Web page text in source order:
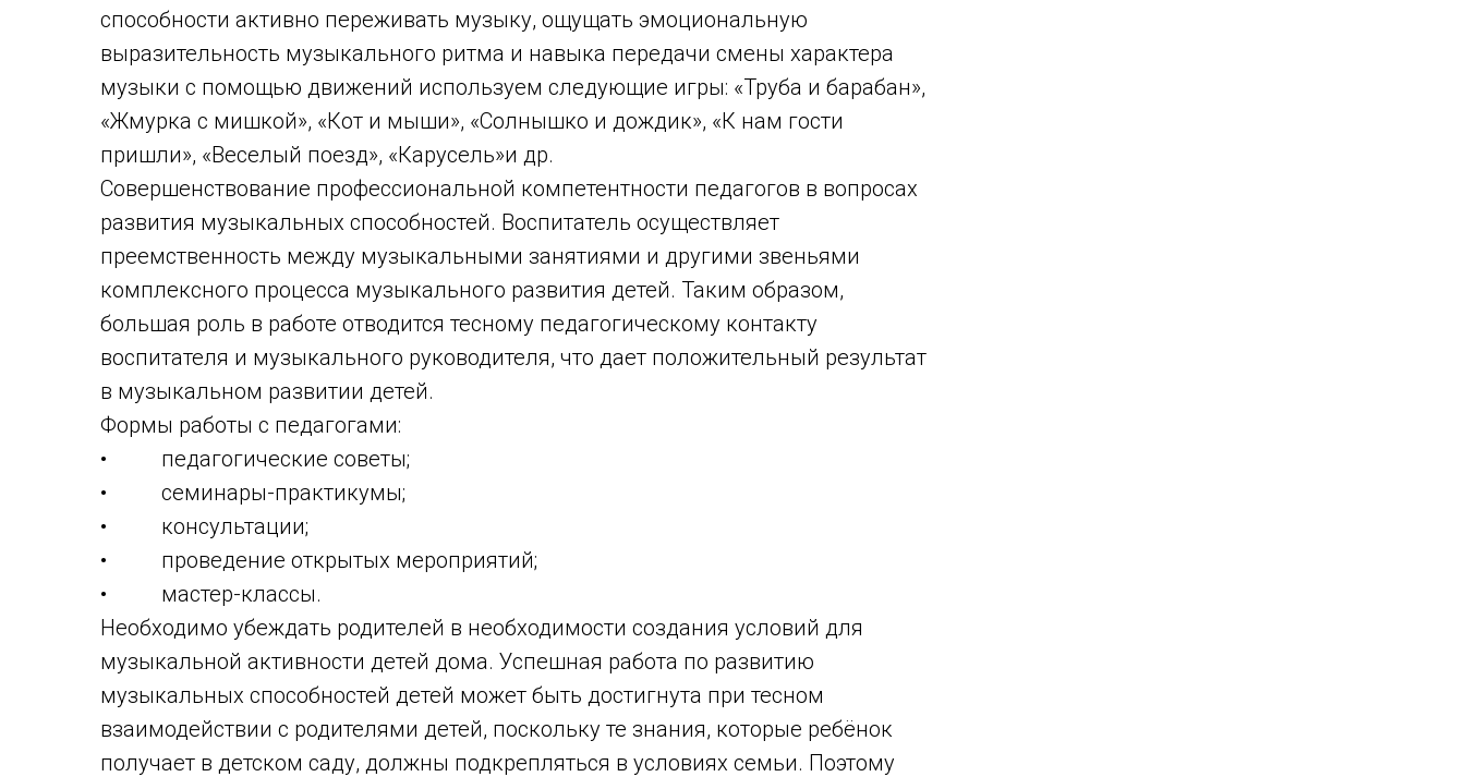
способности активно переживать музыку, ощущать эмоциональную
выразительность музыкального ритма и навыка передачи смены характера
музыки с помощью движений используем следующие игры: «Труба и барабан»,
«Жмурка с мишкой», «Кот и мыши», «Солнышко и дождик», «К нам гости
пришли», «Веселый поезд», «Карусель»и др.
Совершенствование профессиональной компетентности педагогов в вопросах
развития музыкальных способностей. Воспитатель осуществляет
преемственность между музыкальными занятиями и другими звеньями
комплексного процесса музыкального развития детей. Таким образом,
большая роль в работе отводится тесному педагогическому контакту
воспитателя и музыкального руководителя, что дает положительный результат
в музыкальном развитии детей.
Формы работы с педагогами:
• педагогические советы;
• семинары-практикумы;
• консультации;
• проведение открытых мероприятий;
• мастер-классы.
Необходимо убеждать родителей в необходимости создания условий для
музыкальной активности детей дома. Успешная работа по развитию
музыкальных способностей детей может быть достигнута при тесном
взаимодействии с родителями детей, поскольку те знания, которые ребёнок
получает в детском саду, должны подкрепляться в условиях семьи. Поэтому